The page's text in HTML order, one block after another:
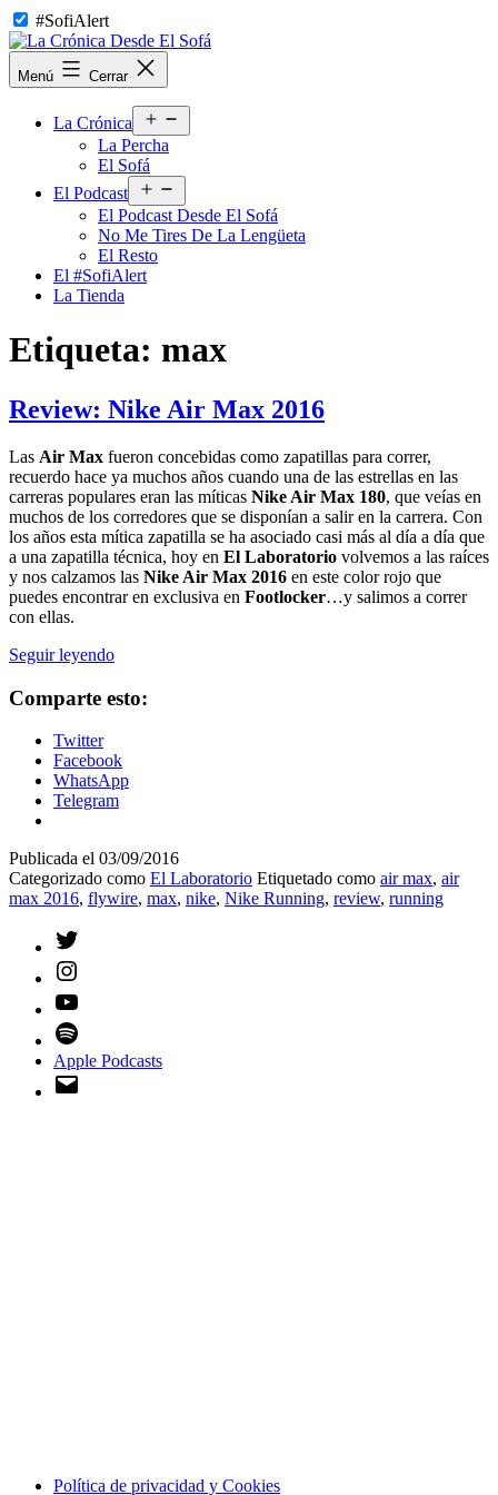
Saltar
al
contenido
#SofiAlert
La
Crónica
Menú Cerrar
La Crónica
el
La Percha
El Sofá
El Podcast
el
menú
El Podcast Desde El Sofá
No Me Tires De La Lengüeta
El Resto
El #SofiAlert
La Tienda
Etiqueta: max
Review: Nike Air Max 2016
Las Air Max fueron concebidas como zapatillas para correr,
recuerdo hace ya muchos años cuando una de las estrellas en las
carreras populares eran las míticas Nike Air Max 180, que veías en
muchos de los corredores que se disponían a salir en la carrera. Con
los años esta mítica zapatilla se ha asociado casi más al día a día que
a una zapatilla técnica, hoy en El Laboratorio volvemos a las raíces
y nos calzamos las Nike Air Max 2016 en este color rojo que
puedes encontrar en exclusiva en Footlocker…y salimos a correr
con ellas.
Seguir leyendoReview:
Air
Comparte esto:
Twitter
Facebook
WhatsApp
Telegram
Publicada el 03/09/2016
Categorizado como El Laboratorio Etiquetado como air max, air
max 2016, flywire, max, nike, Nike Running, review, running
Apple Podcasts
Política de privacidad y Cookies